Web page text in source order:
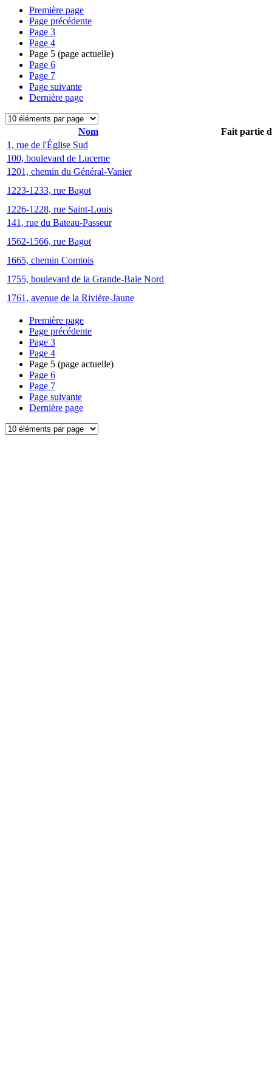
Première page
Page précédente
Page 3
Page 4
Page 5 (page actuelle)
Page 6
Page 7
Page suivante
Dernière page
Nom
Fait partie
1, rue de l'Église Sud
100, boulevard de Lucerne
1201, chemin du Général-Vanier
1223-1233, rue Bagot
1226-1228, rue Saint-Louis
141, rue du Bateau-Passeur
1562-1566, rue Bagot
1665, chemin Comtois
1755, boulevard de la Grande-Baie Nord
1761, avenue de la Rivière-Jaune
Première page
Page précédente
Page 3
Page 4
Page 5 (page actuelle)
Page 6
Page 7
Page suivante
Dernière page